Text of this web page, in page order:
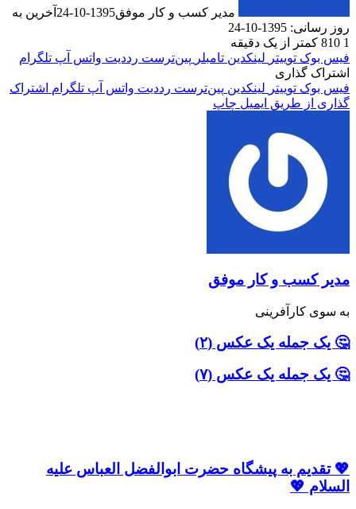
مدیر کسب و کار موفق1395-10-24
آخرین به
روز رسانی: 1395-10-24
1
کمتر از یک دقیقه
فیس بوک توییتر لینکدین ‫تامبلر ‫پین‌ترست ‫رددیت واتس آپ تلگرام
اشتراک گذاری
فیس بوک توییتر لینکدین ‫پین‌ترست ‫رددیت واتس آپ تلگرام اشتراک
گذاری از طریق ایمیل چاپ
مدیر کسب و کار موفق
به سوی کارآفرینی
🤔 یک جمله یک عکس (۲)
🤔 یک جمله یک عکس (۷)
💖 تقدیم به پیشگاه حضرت ابوالفضل العباس علیه
السلام 💖